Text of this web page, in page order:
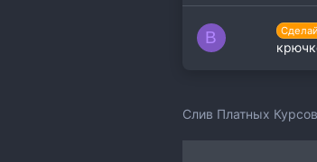
B
Слив Платных Курсов